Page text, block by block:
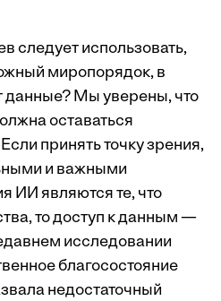
следует использовать,
миропорядок, в
данные? Мы уверены, что
оставаться
принять точку зрения,
и важными
ИИ являются те, что
то доступ к данным —
исследовании
благосостояние
недостаточный